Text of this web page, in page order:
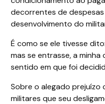
decorrentes de
desenvolvimento do
É como se ele tivesse
mas se entrasse, a
sentido em que foi
Sobre o alegado prejuízo
militares que seu